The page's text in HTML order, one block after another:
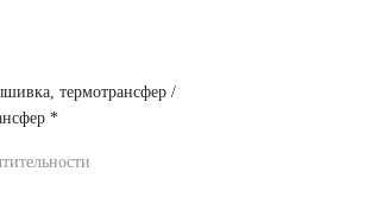
термотрансфер /
*